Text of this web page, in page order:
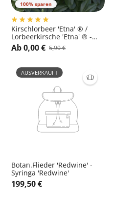
100% sparen
Kirschlorbeer 'Etna' ® /
Lorbeerkirsche 'Etna' ® -
Prunus laurocerasus 'Etna'
®
Ab 0,00 € 5,90 €
AUSVERKAUFT
Botan.Flieder 'Redwine' -
Syringa 'Redwine'
199,50 €